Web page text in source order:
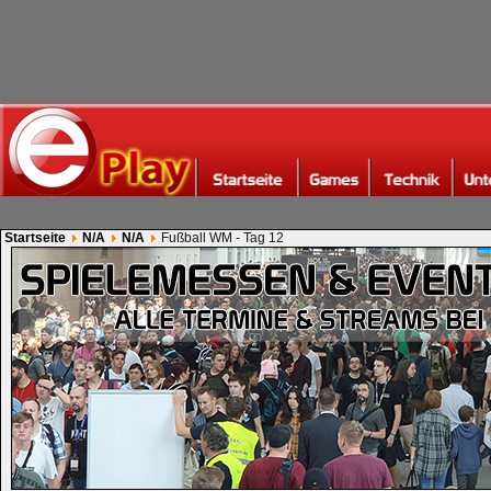
Startseite N/A N/A Fußball WM - Tag 12